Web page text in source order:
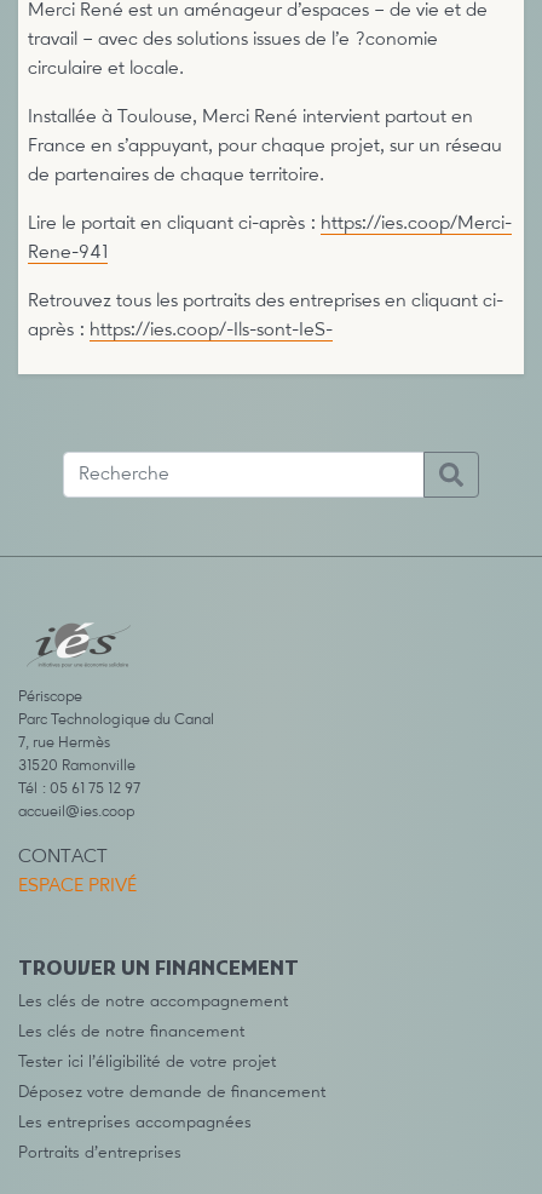
Merci René est un aménageur d’espaces – de vie et de
travail – avec des solutions issues de l’e ?conomie
circulaire et locale.
Installée à Toulouse, Merci René intervient partout en
France en s’appuyant, pour chaque projet, sur un réseau
de partenaires de chaque territoire.
Lire le portait en cliquant ci-après : https://ies.coop/Merci-
Rene-941
Retrouvez tous les portraits des entreprises en cliquant ci-
après : https://ies.coop/-Ils-sont-IeS-
Périscope
Parc Technologique du Canal
7, rue Hermès
31520 Ramonville
Tél : 05 61 75 12 97
accueil@ies.coop
CONTACT
ESPACE PRIVÉ
TROUVER UN FINANCEMENT
Les clés de notre accompagnement
Les clés de notre financement
Tester ici l’éligibilité de votre projet
Déposez votre demande de financement
Les entreprises accompagnées
Portraits d’entreprises